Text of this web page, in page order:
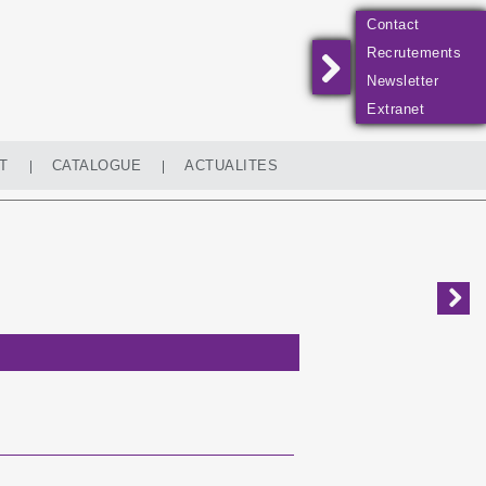
CATALOGUE ACTUALITES
Contact
Recrutements
Newsletter
Extranet